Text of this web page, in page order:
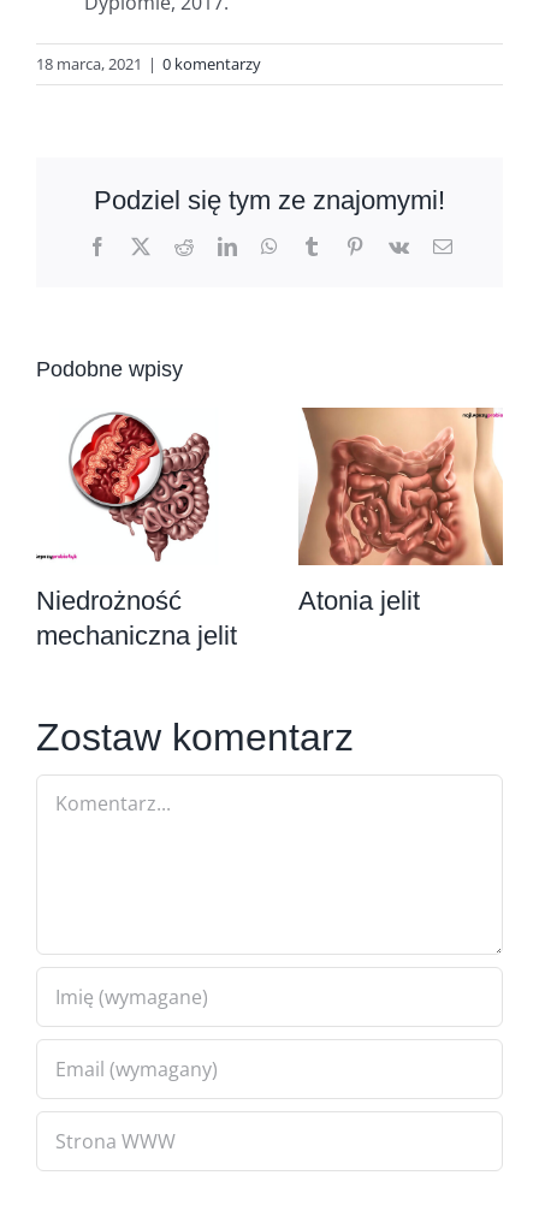
18 marca, 2021 | 0 komentarzy
Podziel się tym ze znajomymi!
Facebook
X RedditLinkedInWhatsApp
TumblrPinterest
Vk Email
Podobne wpisy
Niedrożność
mechaniczna jelit
Atonia jelit
Zostaw komentarz
Comment